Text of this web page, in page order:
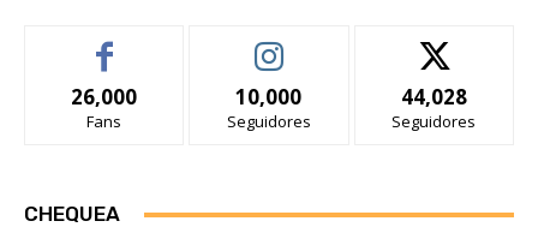
26,000
Fans
10,000
Seguidores
44,028
Seguidores
CHEQUEA